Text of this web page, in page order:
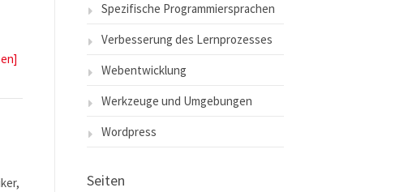
Spezifische Programmiersprachen
Verbesserung des Lernprozesses
Webentwicklung
Werkzeuge und Umgebungen
Wordpress
Seiten